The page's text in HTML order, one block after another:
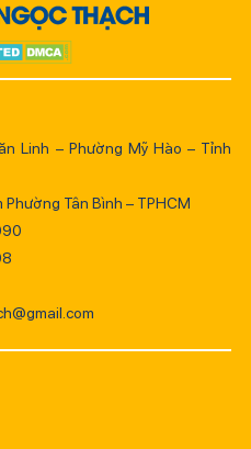
Linh – Phường Mỹ Hào – Tỉnh
Tân Bình – TPHCM